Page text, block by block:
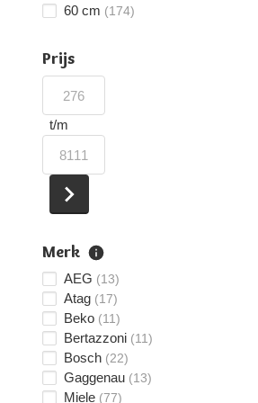
60 cm (174)
Prijs
t/m
Merk
AEG (13)
Atag (17)
Beko (11)
Bertazzoni (11)
Bosch (22)
Gaggenau (13)
Miele (77)